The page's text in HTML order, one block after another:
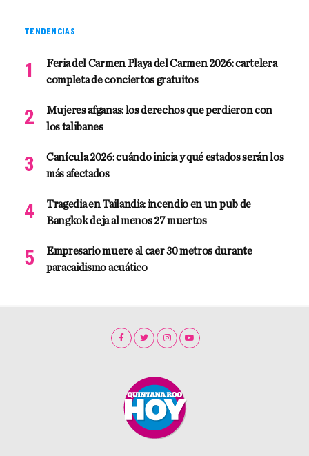
TENDENCIAS
Feria del Carmen Playa del Carmen 2026: cartelera
completa de conciertos gratuitos
Mujeres afganas: los derechos que perdieron con
los talibanes
Canícula 2026: cuándo inicia y qué estados serán los
más afectados
Tragedia en Tailandia: incendio en un pub de
Bangkok deja al menos 27 muertos
Empresario muere al caer 30 metros durante
paracaidismo acuático